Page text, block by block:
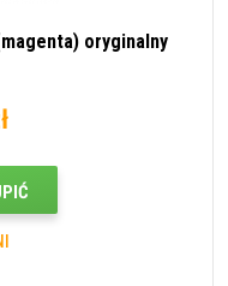
oryginalny